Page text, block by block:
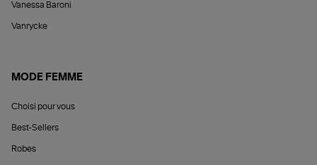
Vanessa Baroni
Vanrycke
MODE FEMME
Choisi pour vous
Best-Sellers
Robes